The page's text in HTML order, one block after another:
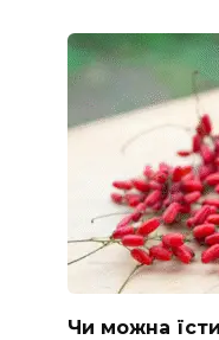
Чи можна